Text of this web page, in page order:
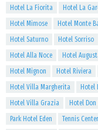
Hotel La Fiorita
Hotel La
Hotel Mimose
Hotel Monte
Hotel Saturno
Hotel Sorriso
Hotel Alla Noce
Hotel
Hotel Mignon
Hotel Riviera
Hotel Villa Margherita
Hotel
Hotel Villa Grazia
Hotel Don
Park Hotel Eden
Tennis